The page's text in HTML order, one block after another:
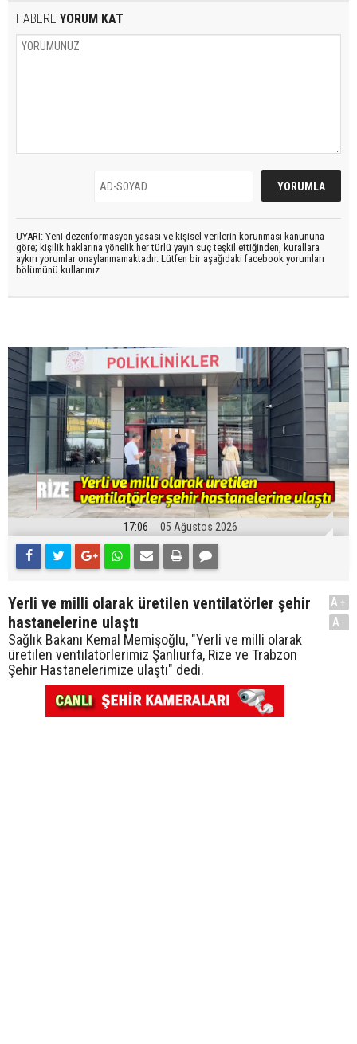
HABERE YORUM KAT
UYARI: Yeni dezenformasyon yasası ve kişisel verilerin korunması kanununa
göre; kişilik haklarına yönelik her türlü yayın suç teşkil ettiğinden, kurallara
aykırı yorumlar onaylanmamaktadır. Lütfen bir aşağıdaki facebook yorumları
bölümünü kullanınız
17:06 05 Ağustos 2026
Yerli ve milli olarak üretilen ventilatörler şehir
hastanelerine ulaştı
Sağlık Bakanı Kemal Memişoğlu, "Yerli ve milli olarak
üretilen ventilatörlerimiz Şanlıurfa, Rize ve Trabzon
Şehir Hastanelerimize ulaştı" dedi.
A+
A-